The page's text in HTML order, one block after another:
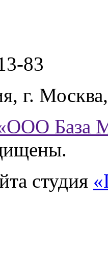
83
, г. Москва
База
студия